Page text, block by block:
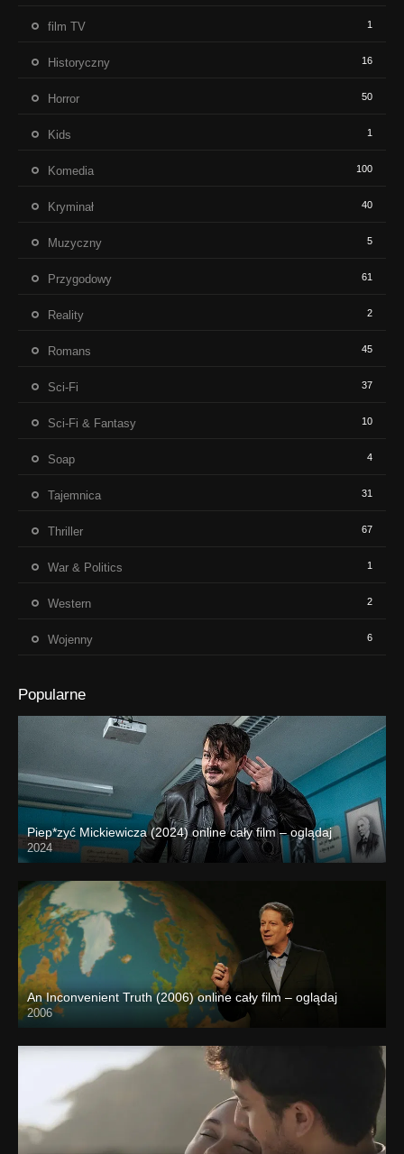
film TV 1
Historyczny 16
Horror 50
Kids 1
Komedia 100
Kryminał 40
Muzyczny 5
Przygodowy 61
Reality 2
Romans 45
Sci-Fi 37
Sci-Fi & Fantasy 10
Soap 4
Tajemnica 31
Thriller 67
War & Politics 1
Western 2
Wojenny 6
Popularne
Piep*zyć Mickiewicza (2024) online cały film – oglądaj
2024
An Inconvenient Truth (2006) online cały film – oglądaj
2006